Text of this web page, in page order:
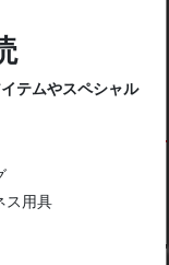
9oz トラディ
ナル 空手着
テムやスペシャル
ス用具